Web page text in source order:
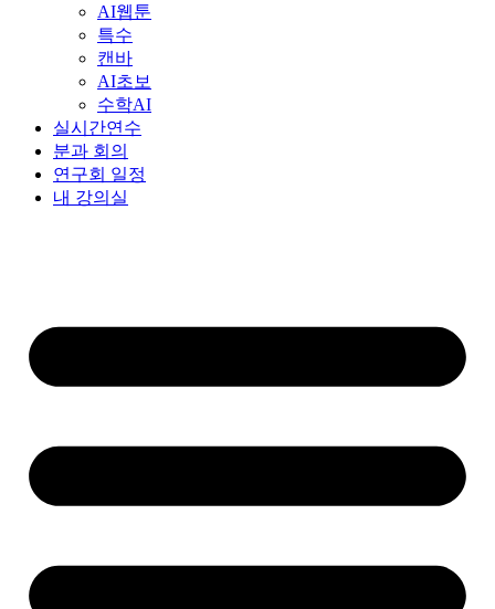
AI웹툰
특수
캔바
AI초보
수학AI
실시간연수
분과 회의
연구회 일정
내 강의실